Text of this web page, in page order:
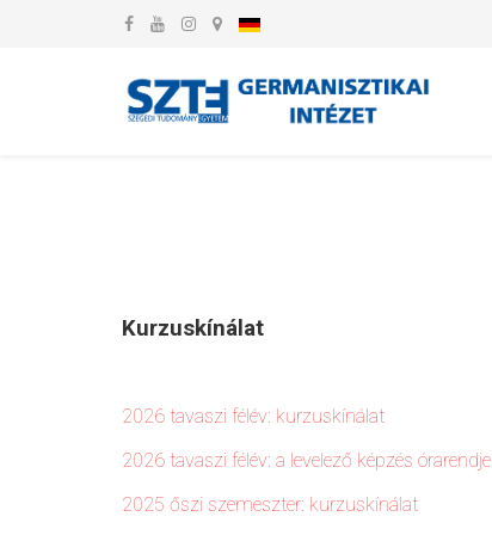
Kurzuskínálat
2026 tavaszi félév: kurzuskínálat
2026 tavaszi félév: a levelező képzés órarendje
2025 őszi szemeszter: kurzuskínálat